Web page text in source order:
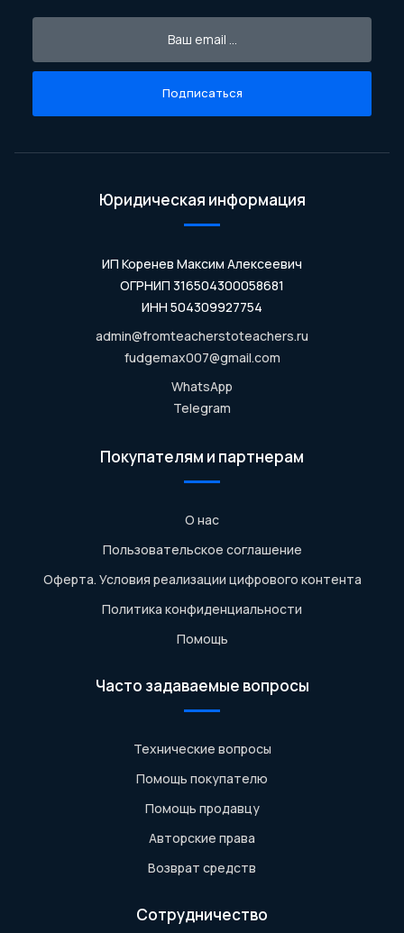
Подписаться
Юридическая информация
ИП Коренев Максим Алексеевич
ОГРНИП 316504300058681
ИНН 504309927754
admin@fromteacherstoteachers.ru
fudgemax007@gmail.com
WhatsApp
Telegram
Покупателям и партнерам
О нас
Пользовательское соглашение
Оферта. Условия реализации цифрового контента
Политика конфиденциальности
Помощь
Часто задаваемые вопросы
Технические вопросы
Помощь покупателю
Помощь продавцу
Авторские права
Возврат средств
Сотрудничество